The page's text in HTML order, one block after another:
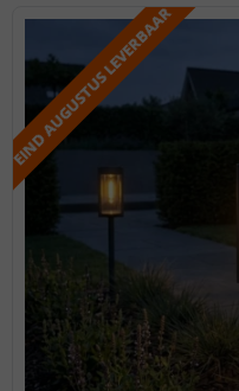
EIND AUGUSTUS LEVERBAAR